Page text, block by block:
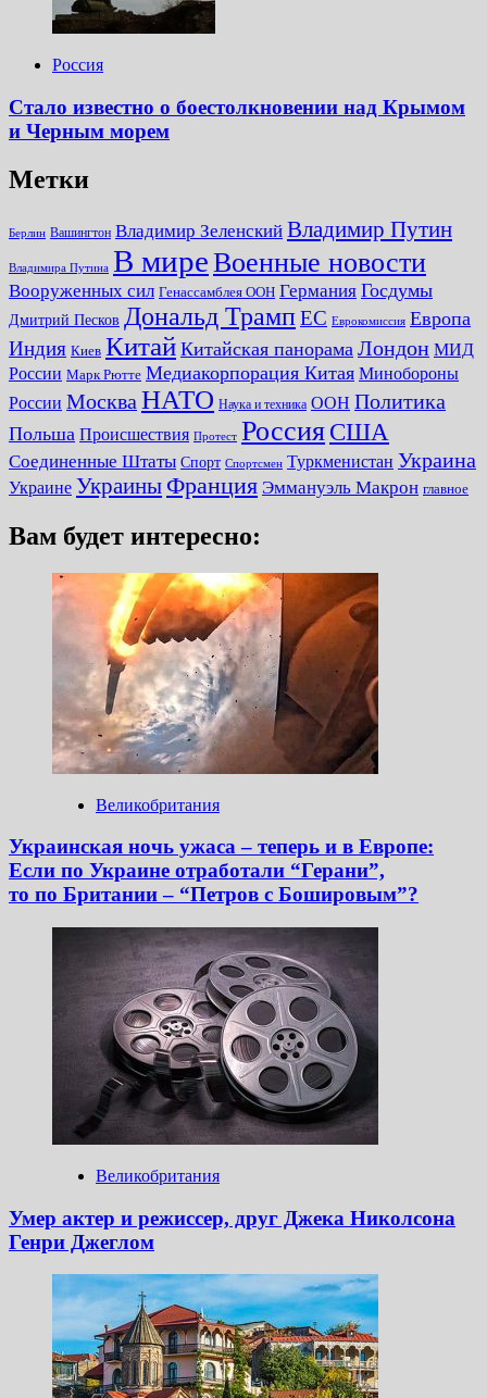
Россия
Стало известно о боестолкновении над Крымом
и Черным морем
Метки
Берлин Вашингтон Владимир Зеленский Владимир Путин
Владимира Путина В миреВоенные новости
Вооруженных сил Генассамблея ООН Германия Госдумы
Дмитрий Песков Дональд ТрампЕС Еврокомиссия Европа
Индия Киев Китай Китайская панорама Лондон МИД
России Марк Рютте Медиакорпорация Китая Минобороны
России Москва НАТО Наука и техника ООН Политика
Польша Происшествия Протест Россия США
Соединенные Штаты Спорт Спортсмен Туркменистан Украина
Украине Украины Франция Эммануэль Макрон главное
Вам будет интересно:
Великобритания
Украинская ночь ужаса – теперь и в Европе:
Если по Украине отработали “Герани”,
то по Британии – “Петров с Бошировым”?
Великобритания
Умер актер и режиссер, друг Джека Николсона
Генри Джеглом